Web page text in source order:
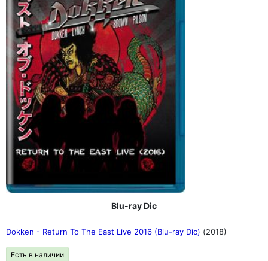
Blu-ray Dic
Dokken - Return To The East Live 2016 (Blu-ray Dic) (2018)
Есть в наличии